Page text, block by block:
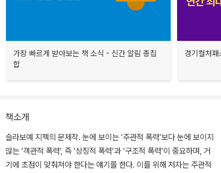
가장 빠르게 받아보는 책 소식 - 신간 알림 총집
합
경기컬처
책소개
슬라보예 지젝의 문제작. 눈에 보이는 ‘주관적 폭력’보다 눈에 보이지
않는 ‘객관적 폭력’, 즉 ‘상징적 폭력’과 ‘구조적 폭력’이 중요하며, 거
기에 초점이 맞춰져야 한다는 얘기를 한다. 이를 위해 저자는 주관적